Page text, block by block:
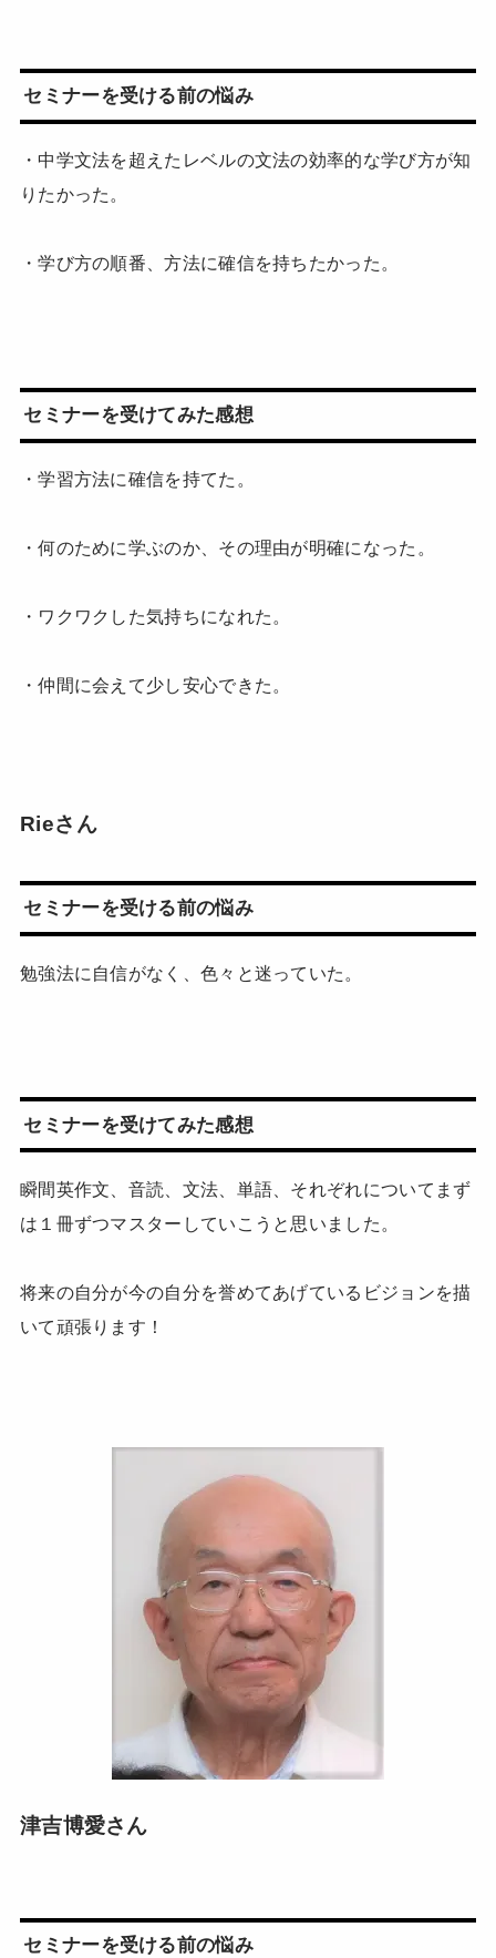
セミナーを受ける前の悩み
・中学文法を超えたレベルの文法の効率的な学び方が知
りたかった。
・学び方の順番、方法に確信を持ちたかった。
セミナーを受けてみた感想
・学習方法に確信を持てた。
・何のために学ぶのか、その理由が明確になった。
・ワクワクした気持ちになれた。
・仲間に会えて少し安心できた。
Rieさん
セミナーを受ける前の悩み
勉強法に自信がなく、色々と迷っていた。
セミナーを受けてみた感想
瞬間英作文、音読、文法、単語、それぞれについてまず
は１冊ずつマスターしていこうと思いました。
将来の自分が今の自分を誉めてあげているビジョンを描
いて頑張ります！
津吉博愛さん
セミナーを受ける前の悩み